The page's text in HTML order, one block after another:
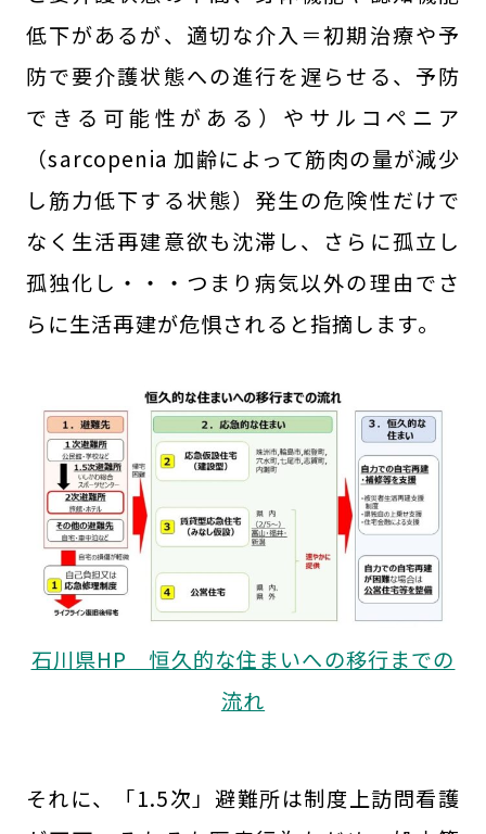
低下があるが、適切な介入＝初期治療や予
防で要介護状態への進行を遅らせる、予防
できる可能性がある）やサルコペニア
（sarcopenia 加齢によって筋肉の量が減少
し筋力低下する状態）発生の危険性だけで
なく生活再建意欲も沈滞し、さらに孤立し
孤独化し・・・つまり病気以外の理由でさ
らに生活再建が危惧されると指摘します。
石川県HP 恒久的な住まいへの移行までの
流れ
それに、「1.5次」避難所は制度上訪問看護